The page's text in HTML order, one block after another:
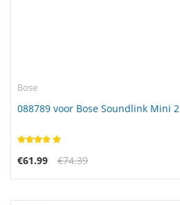
Bose
088789 voor Bose Soundlink Mini 2
€61.99 €74.39